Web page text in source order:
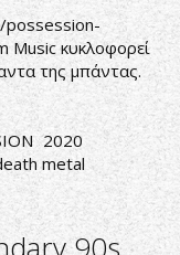
Music κυκλοφορεί
της μπάντας.
2020
metal